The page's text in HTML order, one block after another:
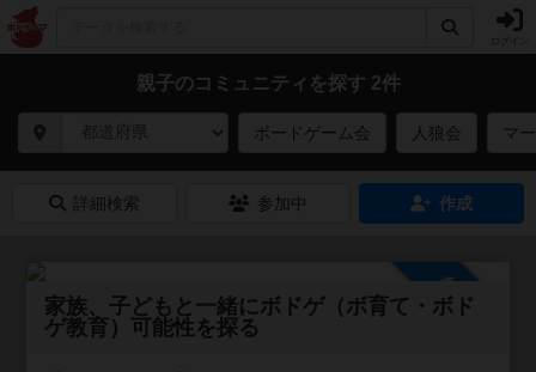
親子のコミュニティを探す 2件
ボードゲーム会 人狼会 マ
詳細検索 参加中 作成
参加自由
家族、子どもと一緒にボドゲ（ボ育て・ボド
ゲ教育）可能性を探る